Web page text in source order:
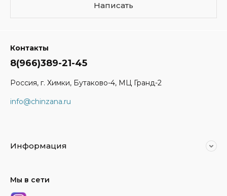
Написать
Контакты
8(966)389-21-45
Россия, г. Химки, Бутаково-4, МЦ Гранд-2
info@chinzana.ru
Информация
Мы в сети